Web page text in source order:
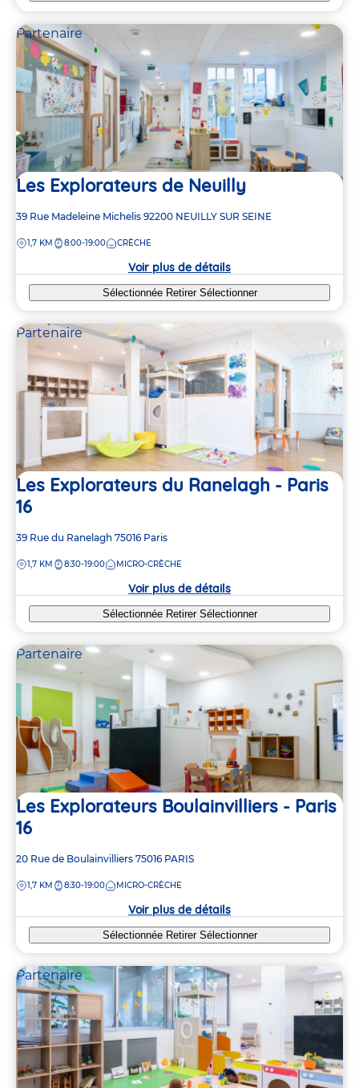
Partenaire
Les Explorateurs de Neuilly
Adresse
la
39 Rue Madeleine Michelis 92200 NEUILLY SUR SEINE
DISTANCE
1,7 KM 8:00-19:00 CRÈCHE
Voir plus de détails
Sélectionnée Retirer Sélectionner
Partenaire
Les Explorateurs du Ranelagh - Paris
16
Adresse
la
39 Rue du Ranelagh 75016 Paris
DISTANCE
1,7 KM 8:30-19:00 MICRO-CRÈCHE
Voir plus de détails
Sélectionnée Retirer Sélectionner
Partenaire
Les Explorateurs Boulainvilliers - Paris
16
Adresse
la
20 Rue de Boulainvilliers 75016 PARIS
DISTANCE
1,7 KM 8:30-19:00 MICRO-CRÈCHE
Voir plus de détails
Sélectionnée Retirer Sélectionner
Partenaire
9
23
7